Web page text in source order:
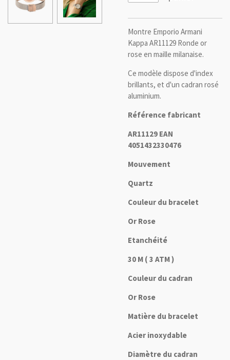
Montre Emporio Armani
Kappa AR11129 Ronde or
rose en maille milanaise.
Ce modèle dispose d'index
brillants, et d'un cadran rosé
aluminium.
Référence fabricant
AR11129 EAN
4051432330476
Mouvement
Quartz
Couleur du bracelet
Or Rose
Etanchéité
30 M ( 3 ATM )
Couleur du cadran
Or Rose
Matière du bracelet
Acier inoxydable
Diamètre du cadran